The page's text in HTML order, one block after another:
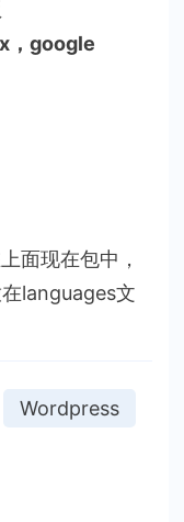
，google
面现在包中，
languages文
Wordpress